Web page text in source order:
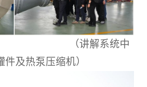
系统中
及热泵压缩机）